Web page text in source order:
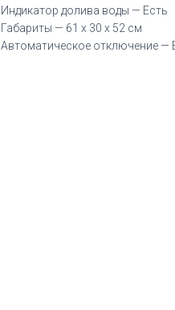
Индикатор долива воды — Есть
Габариты — 61 х 30 х 52 см
Автоматическое отключение —